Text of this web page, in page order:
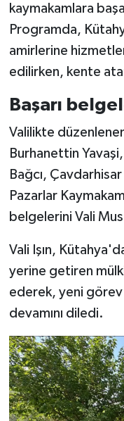
kaymakamlara
Programda,
amirlerine
edilirken, kente
Başarı
Valilikte
Burhanettin
Bağcı,
Pazarlar
belgelerini Vali
Vali Işın,
yerine getiren
ederek, yeni görev
devamını diledi.
Otomobil
Politika
Rüya Tabirleri
Şaphane
Simav
Siyaset
Spor
Tavşanlı